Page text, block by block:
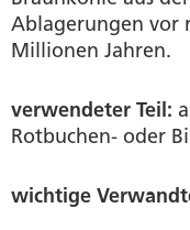
Ablagerungen vor
Millionen Jahren.
verwendeter Teil:
Rotbuchen- oder
wichtige